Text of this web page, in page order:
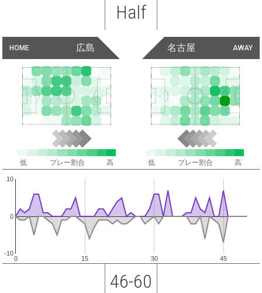
Half
HOME 広島 AWAY
名古屋
低 プレー割合 高 低 プレー割合 高
0 15 30 45
-10
0
10
46-60